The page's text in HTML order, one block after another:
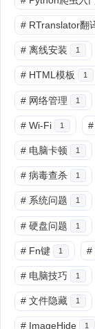
# RTranslator翻
# 离线安装 1
# HTML模板 1
# 网络管理 1
# Wi-Fi 1 #
# 电脑卡顿 1
# 病毒查杀 1
# 系统问题 1
# 硬盘问题 1
# Fn键 1 #
# 电脑技巧 1
# 文件隐藏 1
# ImageHide 1